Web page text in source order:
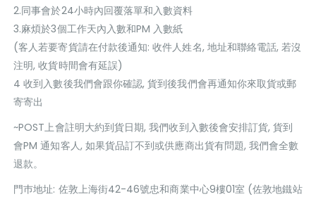
2.同事會於24小時內回覆落單和入數資料
3.麻煩於3個工作天內入數和PM 入數紙
(客人若要寄貨請在付款後通知: 收件人姓名, 地址和聯絡電話, 若沒
注明, 收貨時間會有延誤)
4 收到入數後我們會跟你確認, 貨到後我們會再通知你來取貨或郵
寄寄出
~POST上會註明大約到貨日期, 我們收到入數後會安排訂貨, 貨到
會PM 通知客人, 如果貨品訂不到或供應商出貨有問題, 我們會全數
退款。
門巿地址: 佐敦上海街42-46號忠和商業中心9樓01室 (佐敦地鐵站